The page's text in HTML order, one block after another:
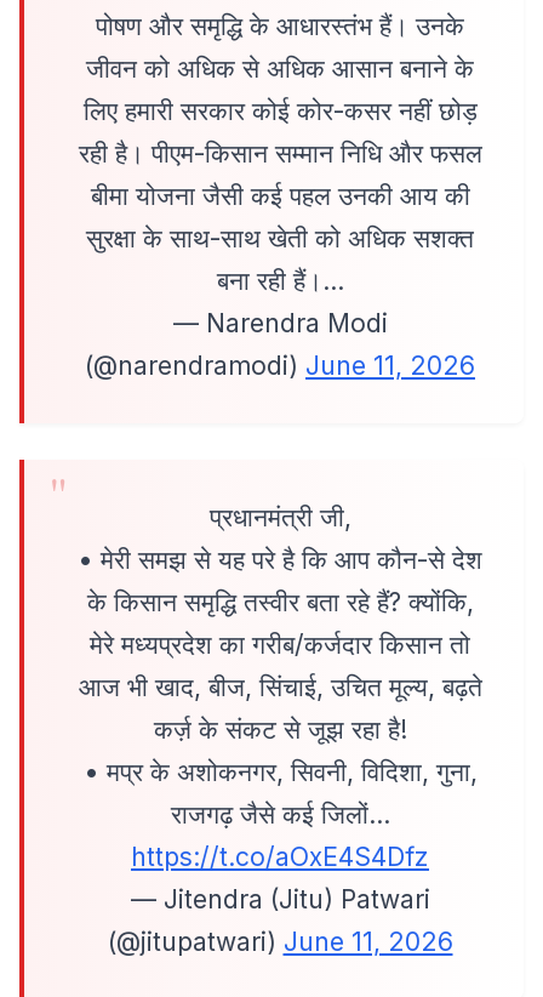
पोषण और समृद्धि के आधारस्तंभ हैं। उनके
जीवन को अधिक से अधिक आसान बनाने के
लिए हमारी सरकार कोई कोर-कसर नहीं छोड़
रही है। पीएम-किसान सम्मान निधि और फसल
बीमा योजना जैसी कई पहल उनकी आय की
सुरक्षा के साथ-साथ खेती को अधिक सशक्त
बना रही हैं।…
— Narendra Modi
(@narendramodi) June 11, 2026
प्रधानमंत्री जी,
• मेरी समझ से यह परे है कि आप कौन-से देश
के किसान समृद्धि तस्वीर बता रहे हैं? क्योंकि,
मेरे मध्यप्रदेश का गरीब/कर्जदार किसान तो
आज भी खाद, बीज, सिंचाई, उचित मूल्य, बढ़ते
कर्ज़ के संकट से जूझ रहा है!
• मप्र के अशोकनगर, सिवनी, विदिशा, गुना,
राजगढ़ जैसे कई जिलों…
https://t.co/aOxE4S4Dfz
— Jitendra (Jitu) Patwari
(@jitupatwari) June 11, 2026